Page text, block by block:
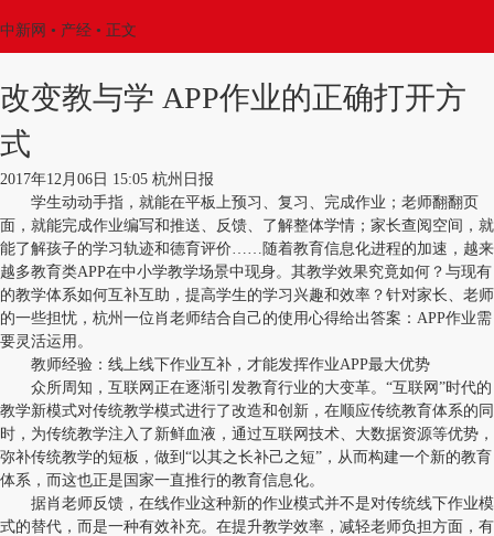
中新网 • 产经 • 正文
改变教与学 APP作业的正确打开方
式
2017年12月06日 15:05 杭州日报
学生动动手指，就能在平板上预习、复习、完成作业；老师翻翻页
面，就能完成作业编写和推送、反馈、了解整体学情；家长查阅空间，就
能了解孩子的学习轨迹和德育评价……随着教育信息化进程的加速，越来
越多教育类APP在中小学教学场景中现身。其教学效果究竟如何？与现有
的教学体系如何互补互助，提高学生的学习兴趣和效率？针对家长、老师
的一些担忧，杭州一位肖老师结合自己的使用心得给出答案：APP作业需
要灵活运用。
教师经验：线上线下作业互补，才能发挥作业APP最大优势
众所周知，互联网正在逐渐引发教育行业的大变革。“互联网”时代的
教学新模式对传统教学模式进行了改造和创新，在顺应传统教育体系的同
时，为传统教学注入了新鲜血液，通过互联网技术、大数据资源等优势，
弥补传统教学的短板，做到“以其之长补己之短”，从而构建一个新的教育
体系，而这也正是国家一直推行的教育信息化。
据肖老师反馈，在线作业这种新的作业模式并不是对传统线下作业模
式的替代，而是一种有效补充。在提升教学效率，减轻老师负担方面，有